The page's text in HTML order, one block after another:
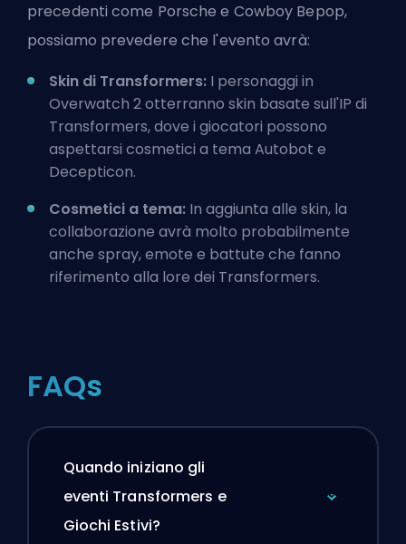
precedenti come Porsche e Cowboy Bepop,
possiamo prevedere che l'evento avrà:
Skin di Transformers: I personaggi in
Overwatch 2 otterranno skin basate sull'IP di
Transformers, dove i giocatori possono
aspettarsi cosmetici a tema Autobot e
Decepticon.
Cosmetici a tema: In aggiunta alle skin, la
collaborazione avrà molto probabilmente
anche spray, emote e battute che fanno
riferimento alla lore dei Transformers.
FAQs
Quando iniziano gli
eventi Transformers e
Giochi Estivi?